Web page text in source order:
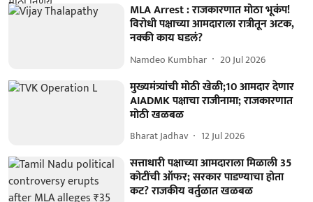
MLA Arrest : राजकारणात मोठा भूकंप!
विरोधी पक्षाच्या आमदाराला रात्रीतून अटक,
नक्की काय घडलं?
Namdeo Kumbhar 20 Jul 2026
मुख्यमंत्र्यांची मोठी खेळी;10 आमदार देणार
AIADMK पक्षाचा राजीनामा; राजकारणात
मोठी खळबळ
Bharat Jadhav 12 Jul 2026
सत्ताधारी पक्षाच्या आमदाराला मिळाली 35
कोटींची ऑफर; सरकार पाडण्याचा होता
कट? राजकीय वर्तुळात खळबळ